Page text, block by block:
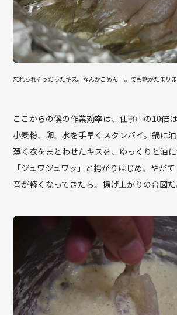
忘れられそうだったキス。なんかごめん…。でも艶がたまりま
ここからの僕の作業効率は、仕事中の10倍
小麦粉、卵、水を手早くスタンバイ。鍋に油
薄く衣をまとわせたキスを、ゆっくりと油に
「ジュワジュワッ」と揚がりはじめ、やが
音が軽くなってきたら、揚げ上がりの合図だ